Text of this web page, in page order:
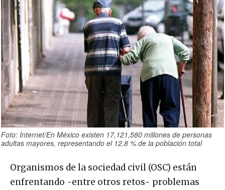
Foto: Internet/En México existen 17,121,580 millones de personas
adultas mayores, representando el 12.8 % de la población total
Organismos de la sociedad civil (OSC) están
enfrentando -entre otros retos- problemas